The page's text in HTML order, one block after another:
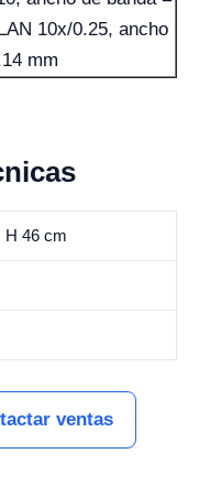
10x/0.25, ancho
mm
H 46 cm
ventas